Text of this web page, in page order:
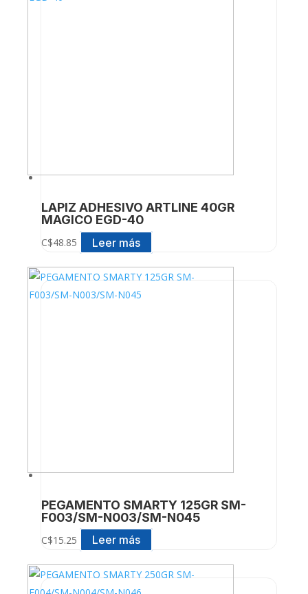
LAPIZ ADHESIVO ARTLINE 40GR
MAGICO EGD-40
C$48.85 Leer más
PEGAMENTO SMARTY 125GR SM-
F003/SM-N003/SM-N045
C$15.25 Leer más